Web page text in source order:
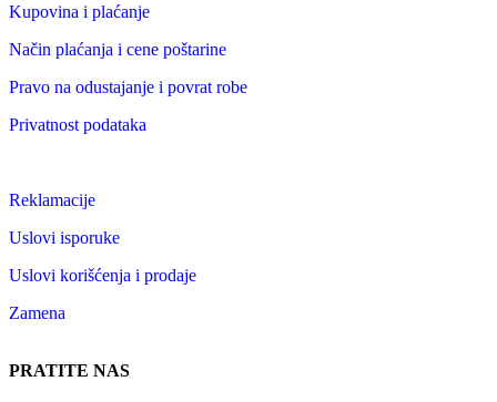
Kupovina i plaćanje
Način plaćanja i cene poštarine
Pravo na odustajanje i povrat robe
Privatnost podataka
Reklamacije
Uslovi isporuke
Uslovi korišćenja i prodaje
Zamena
PRATITE NAS